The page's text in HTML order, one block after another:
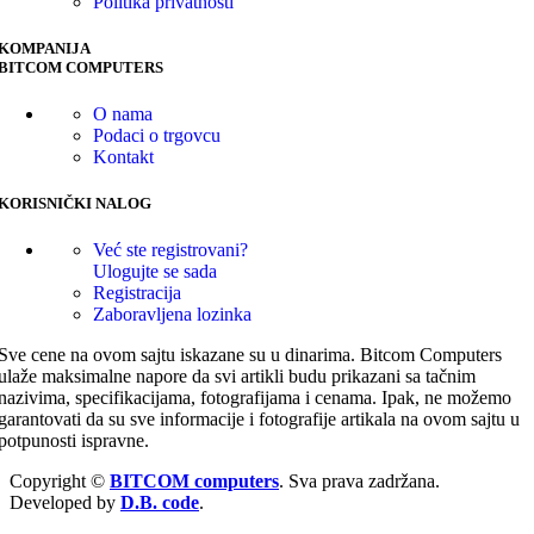
COMPUTERS
O nama
Podaci o trgovcu
Kontakt
NALOG
Već ste registrovani?
Ulogujte se sada
Registracija
Zaboravljena lozinka
cene na ovom sajtu iskazane su u dinarima. Bitcom Computers
maksimalne napore da svi artikli budu prikazani sa tačnim
specifikacijama, fotografijama i cenama. Ipak, ne možemo
da su sve informacije i fotografije artikala na ovom sajtu u
ispravne.
Copyright © BITCOM computers. Sva prava zadržana.
Developed by D.B. code.